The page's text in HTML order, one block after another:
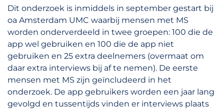
Dit onderzoek is inmiddels in september gestart bij
oa Amsterdam UMC waarbij mensen met MS
worden onderverdeeld in twee groepen: 100 die de
app wel gebruiken en 100 die de app niet
gebruiken en 25 extra deelnemers (overmaat om
daar extra interviews bij af te nemen). De eerste
mensen met MS zijn geïncludeerd in het
onderzoek. De app gebruikers worden een jaar lang
gevolgd en tussentijds vinden er interviews plaats